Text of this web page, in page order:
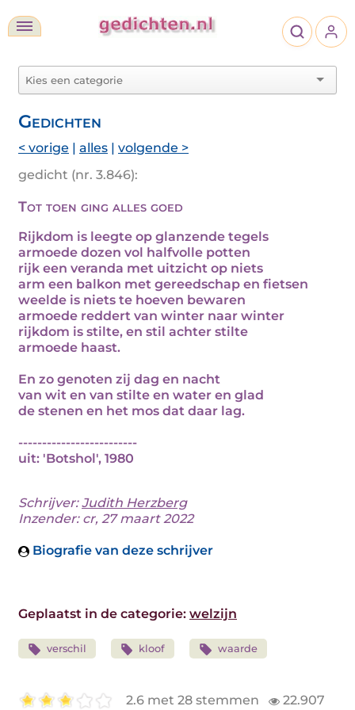
Gedichten
< vorige | alles | volgende >
gedicht (nr. 3.846):
Tot toen ging alles goed
Rijkdom is leegte op glanzende tegels
armoede dozen vol halfvolle potten
rijk een veranda met uitzicht op niets
arm een balkon met gereedschap en fietsen
weelde is niets te hoeven bewaren
armoede reddert van winter naar winter
rijkdom is stilte, en stil achter stilte
armoede haast.
En zo genoten zij dag en nacht
van wit en van stilte en water en glad
de stenen en het mos dat daar lag.
-------------------------
uit: 'Botshol', 1980
Schrijver:Judith Herzberg
Inzender: cr, 27 maart 2022
Biografie van deze schrijver
Geplaatst in de categorie: welzijn
verschil kloof waarde
2.6 met 28 stemmen 22.907